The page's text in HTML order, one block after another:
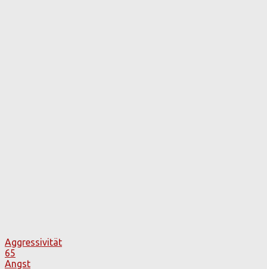
Aggressivität
65
Angst